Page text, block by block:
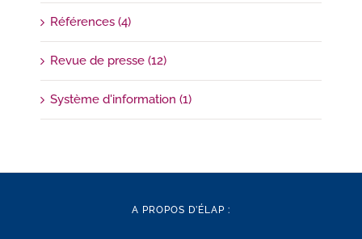
Références (4)
Revue de presse (12)
Système d'information (1)
A PROPOS D’ÉLAP :